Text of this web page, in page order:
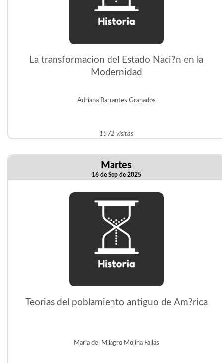
La transformacion del Estado Naci?n en la
Modernidad
Adriana Barrantes Granados
1572 visitas
Martes
16 de Sep de 2025
Teorias del poblamiento antiguo de Am?rica
Maria del Milagro Molina Fallas